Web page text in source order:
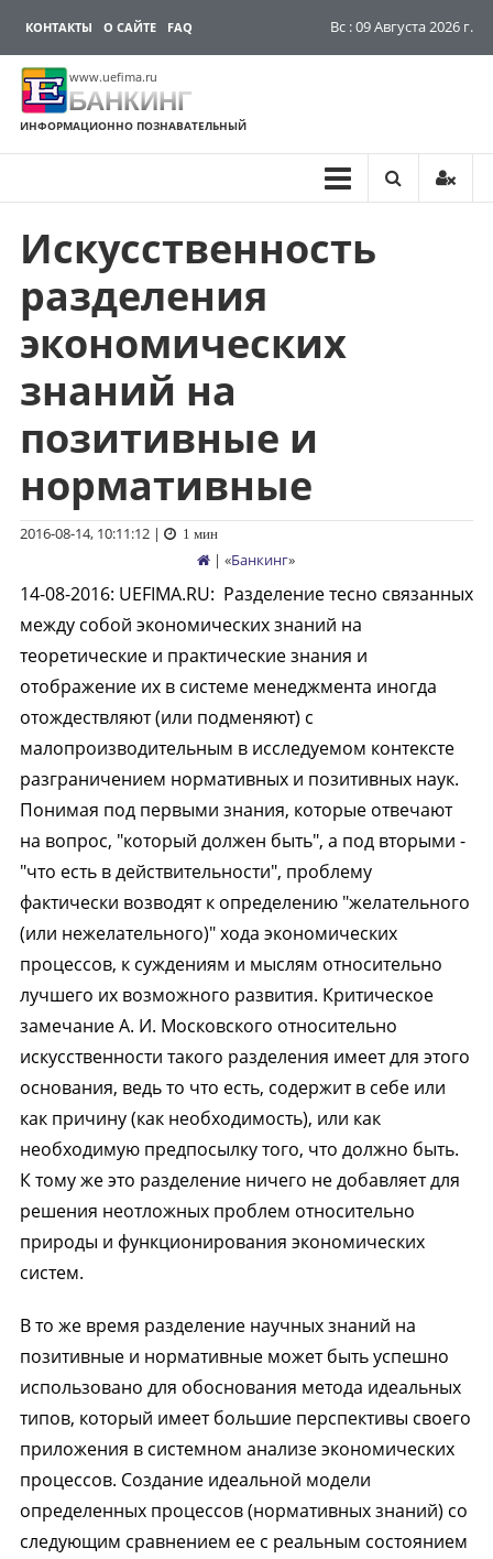
КОНТАКТЫ О САЙТЕ FAQ Вс : 09 Августа 2026 г.
www.uefima.ru
БАНКИНГ
ИНФОРМАЦИОННО ПОЗНАВАТЕЛЬНЫЙ
Перейти
содержимому
Искусственность
разделения
экономических
знаний на
позитивные и
нормативные
2016-08-14, 10:11:12| 1 мин
| «Банкинг»
14-08-2016: UEFIMA.RU: Разделение тесно связанных
между собой экономических знаний на
теоретические и практические знания и
отображение их в системе менеджмента иногда
отождествляют (или подменяют) с
малопроизводительным в исследуемом контексте
разграничением нормативных и позитивных наук.
Понимая под первыми знания, которые отвечают
на вопрос, "который должен быть", а под вторыми -
"что есть в действительности", проблему
фактически возводят к определению "желательного
(или нежелательного)" хода экономических
процессов, к суждениям и мыслям относительно
лучшего их возможного развития. Критическое
замечание А. И. Московского относительно
искусственности такого разделения имеет для этого
основания, ведь то что есть, содержит в себе или
как причину (как необходимость), или как
необходимую предпосылку того, что должно быть.
К тому же это разделение ничего не добавляет для
решения неотложных проблем относительно
природы и функционирования экономических
систем.
В то же время разделение научных знаний на
позитивные и нормативные может быть успешно
использовано для обоснования метода идеальных
типов, который имеет большие перспективы своего
приложения в системном анализе экономических
процессов. Создание идеальной модели
определенных процессов (нормативных знаний) со
следующим сравнением ее с реальным состоянием